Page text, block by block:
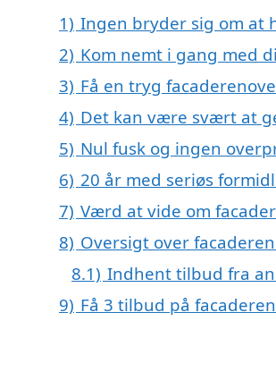
1) Ingen bryder sig om at
2) Kom nemt i gang med
3) Få en tryg
4) Det kan være svært at
5) Nul fusk og ingen
6) 20 år med seriøs
7) Værd at vide om
8) Oversigt over
8.1) Indhent tilbud fra
9) Få 3 tilbud på